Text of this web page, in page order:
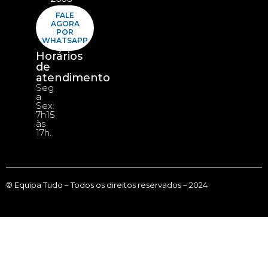
FALE
AGORA
POR
WHATSAPP
Horários
de
atendimento
Seg
a
Sex:
7h15
às
17h.
© Equipa Tudo – Todos os direitos reservados – 2024